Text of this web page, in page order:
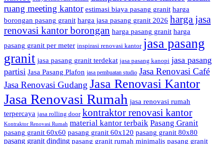
ruang meeting kantor estimasi biaya pasang granit harga
borongan pasang granit harga jasa pasang granit 2026 harga jasa
renovasi kantor borongan harga pasang granit harga
pasang granit per meter inspirasi renovasi kantor jasa pasang
granit jasa pasang granit terdekat jasa pasang kanopi jasa pasang
partisi Jasa Pasang Plafon jasa pembuatan studio Jasa Renovasi Café
Jasa Renovasi Gudang Jasa Renovasi Kantor
Jasa Renovasi Rumah jasa renovasi rumah
terpercaya jasa rolling door kontraktor renovasi kantor
Kontraktor Renovasi Rumah material kantor terbaik Pasang Granit
pasang granit 60x60 pasang granit 60x120 pasang granit 80x80
pasang granit dinding pasang granit rumah minimalis pasang granit